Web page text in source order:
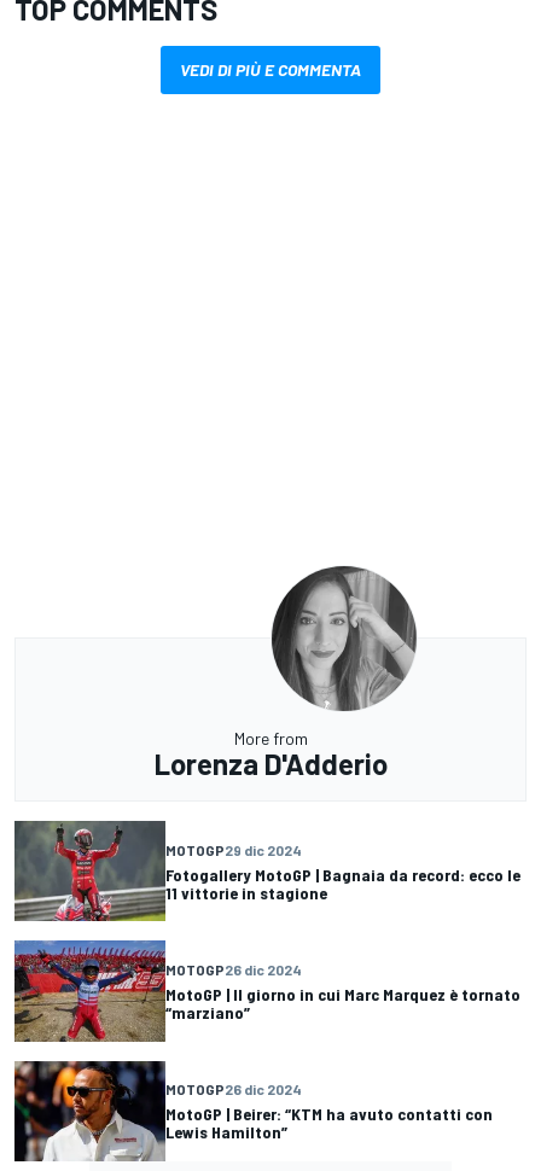
TOP COMMENTS
VEDI DI PIÙ E COMMENTA
More from
Lorenza D'Adderio
MOTOGP29 dic 2024
Fotogallery MotoGP | Bagnaia da record: ecco le
11 vittorie in stagione
MOTOGP26 dic 2024
MotoGP | Il giorno in cui Marc Marquez è tornato
“marziano”
MOTOGP26 dic 2024
MotoGP | Beirer: “KTM ha avuto contatti con
Lewis Hamilton”